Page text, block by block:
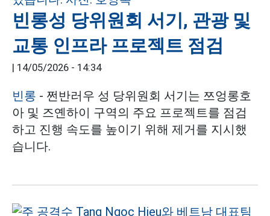
빈롱성 당위원회 서기, 관광 및
교통 인프라 프로젝트 점검
| 14/05/2026 - 14:34
빈롱 - 쩐반러우 성 당위원회 서기는 쯔엉롱호
아 및 즈옌하이 구역의 주요 프로젝트를 점검
하고 진행 속도를 높이기 위해 제거를 지시했
습니다.